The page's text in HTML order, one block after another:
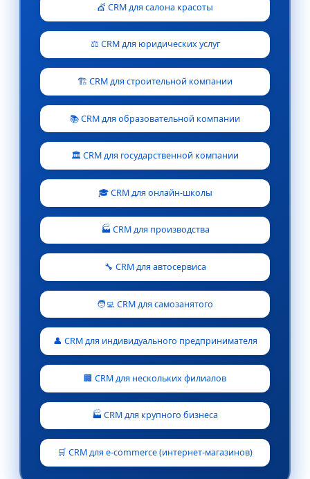
💇 CRM для салона красоты
⚖️ CRM для юридических услуг
🏗️ CRM для строительной компании
📚 CRM для образовательной компании
🏛️ CRM для государственной компании
🎓 CRM для онлайн-школы
🏭 CRM для производства
🔧 CRM для автосервиса
🧑‍💻 CRM для самозанятого
👤 CRM для индивидуального предпринимателя
🏢 CRM для нескольких филиалов
🏭 CRM для крупного бизнеса
🛒 CRM для e-commerce (интернет-магазинов)